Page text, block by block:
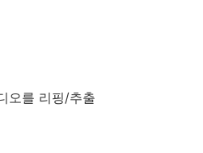
오를 리핑/추출